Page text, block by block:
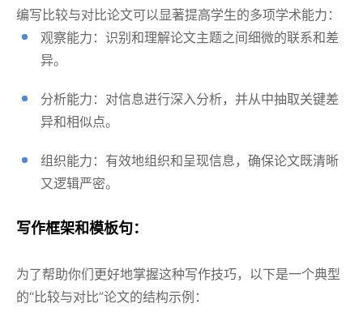
编写比较与对比论文可以显著提高学生的多项学术能力：
观察能力：识别和理解论文主题之间细微的联系和差
异。
分析能力：对信息进行深入分析，并从中抽取关键差
异和相似点。
组织能力：有效地组织和呈现信息，确保论文既清晰
又逻辑严密。
写作框架和模板句：
为了帮助你们更好地掌握这种写作技巧，以下是一个典型
的“比较与对比”论文的结构示例：